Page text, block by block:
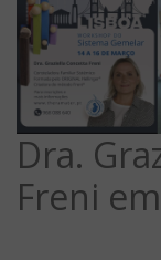
Dra.
Freni